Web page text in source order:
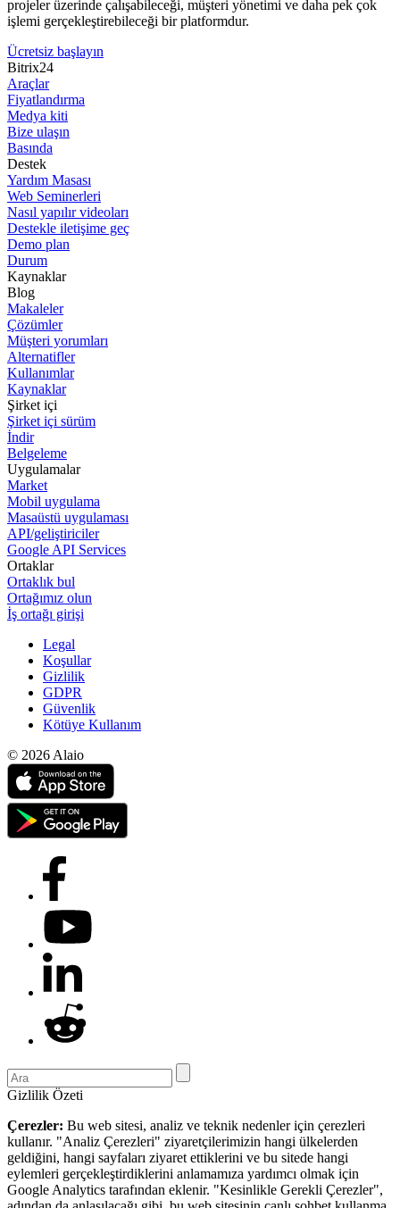
projeler üzerinde çalışabileceği, müşteri yönetimi ve daha pek çok
işlemi gerçekleştirebileceği bir platformdur.
Ücretsiz başlayın
Bitrix24
Araçlar
Fiyatlandırma
Medya kiti
Bize ulaşın
Basında
Destek
Yardım Masası
Web Seminerleri
Nasıl yapılır videoları
Destekle iletişime geç
Demo plan
Durum
Kaynaklar
Blog
Makaleler
Çözümler
Müşteri yorumları
Alternatifler
Kullanımlar
Kaynaklar
Şirket içi
Şirket içi sürüm
İndir
Belgeleme
Uygulamalar
Market
Mobil uygulama
Masaüstü uygulaması
API/geliştiriciler
Google API Services
Ortaklar
Ortaklık bul
Ortağımız olun
İş ortağı girişi
Legal
Koşullar
Gizlilik
GDPR
Güvenlik
Kötüye Kullanım
© 2026 Alaio
Gizlilik Özeti
Çerezler: Bu web sitesi, analiz ve teknik nedenler için çerezleri
kullanır. "Analiz Çerezleri" ziyaretçilerimizin hangi ülkelerden
geldiğini, hangi sayfaları ziyaret ettiklerini ve bu sitede hangi
eylemleri gerçekleştirdiklerini anlamamıza yardımcı olmak için
Google Analytics tarafından eklenir. "Kesinlikle Gerekli Çerezler",